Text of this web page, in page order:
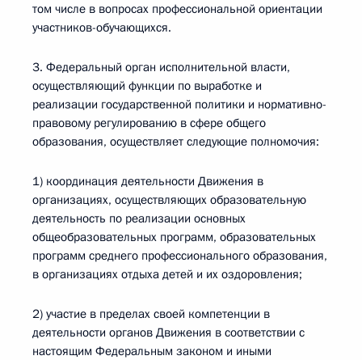
том числе в вопросах профессиональной ориентации
участников-обучающихся.
3. Федеральный орган исполнительной власти,
осуществляющий функции по выработке и
реализации государственной политики и нормативно-
правовому регулированию в сфере общего
образования, осуществляет следующие полномочия:
1) координация деятельности Движения в
организациях, осуществляющих образовательную
деятельность по реализации основных
общеобразовательных программ, образовательных
программ среднего профессионального образования,
в организациях отдыха детей и их оздоровления;
2) участие в пределах своей компетенции в
деятельности органов Движения в соответствии с
настоящим Федеральным законом и иными